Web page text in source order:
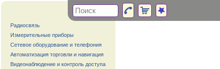
Радиосвязь
Измерительные приборы
Сетевое оборудование и телефония
Автоматизация торговли и навигация
Видеонаблюдение и контроль доступа